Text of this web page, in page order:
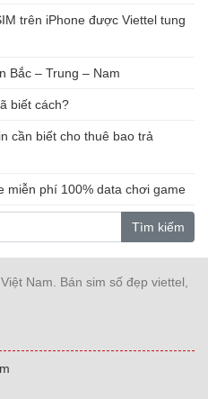
trên iPhone được Viettel tung
Bắc – Trung – Nam
biết cách?
cần biết cho thuê bao trả
miễn phí 100% data chơi game
Tìm kiếm
Nam. Bán sim số đẹp viettel,